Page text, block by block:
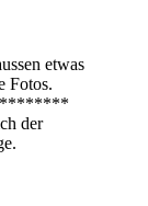
etwas
Fotos.
der